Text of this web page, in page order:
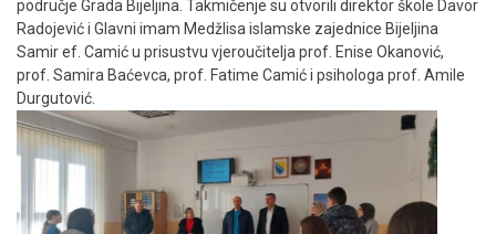
područje Grada Bijeljina. Takmičenje su otvorili direktor škole Davor
Radojević i Glavni imam Medžlisa islamske zajednice Bijeljina
Samir ef. Camić u prisustvu vjeroučitelja prof. Enise Okanović,
prof. Samira Baćevca, prof. Fatime Camić i psihologa prof. Amile
Durgutović.